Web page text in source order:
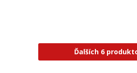
Ďalších 6